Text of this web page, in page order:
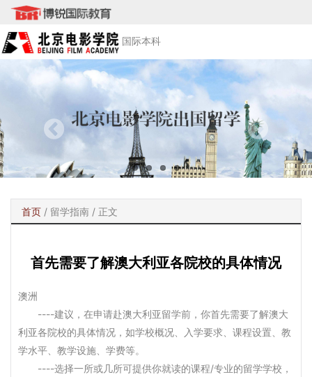
国际本科
首页 / 留学指南 / 正文
首先需要了解澳大利亚各院校的具体情况
澳洲
----建议，在申请赴澳大利亚留学前，你首先需要了解澳大
利亚各院校的具体情况，如学校概况、入学要求、课程设置、教
学水平、教学设施、学费等。
----选择一所或几所可提供你就读的课程/专业的留学学校，